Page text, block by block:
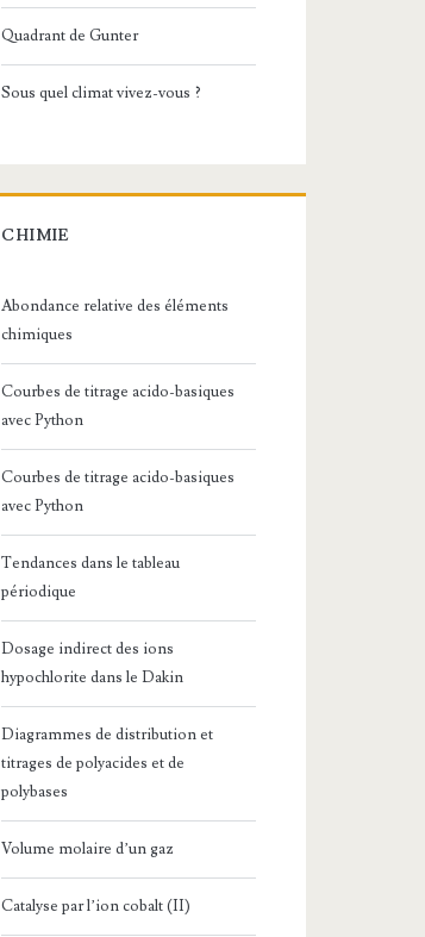
Quadrant de Gunter
Sous quel climat vivez-vous ?
CHIMIE
Abondance relative des éléments
chimiques
Courbes de titrage acido-basiques
avec Python
Courbes de titrage acido-basiques
avec Python
Tendances dans le tableau
périodique
Dosage indirect des ions
hypochlorite dans le Dakin
Diagrammes de distribution et
titrages de polyacides et de
polybases
Volume molaire d’un gaz
Catalyse par l’ion cobalt (II)